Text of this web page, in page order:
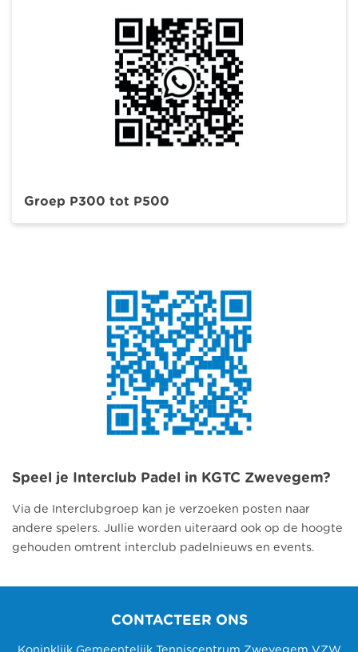
Groep P300 tot P500
Speel je Interclub Padel in KGTC Zwevegem?
Via de Interclubgroep kan je verzoeken posten naar
andere spelers. Jullie worden uiteraard ook op de hoogte
gehouden omtrent interclub padelnieuws en events.
CONTACTEER ONS